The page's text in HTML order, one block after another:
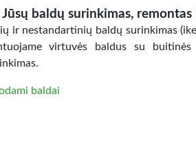
Jūsų baldų surinkimas,
ir nestandartinių baldų surinkimas
virtuvės baldus su buitinės
baldai